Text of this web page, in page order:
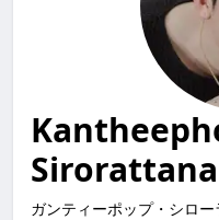
Kantheephop
ガンティーポップ・シロ